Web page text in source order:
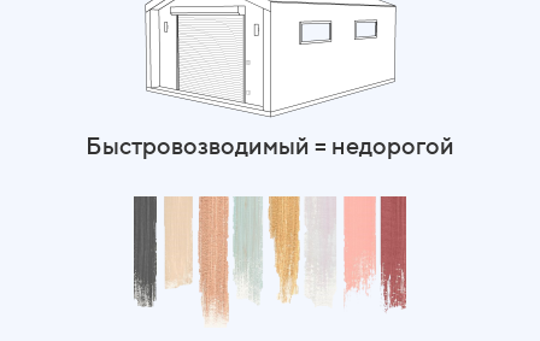
Быстровозводимый = недорогой